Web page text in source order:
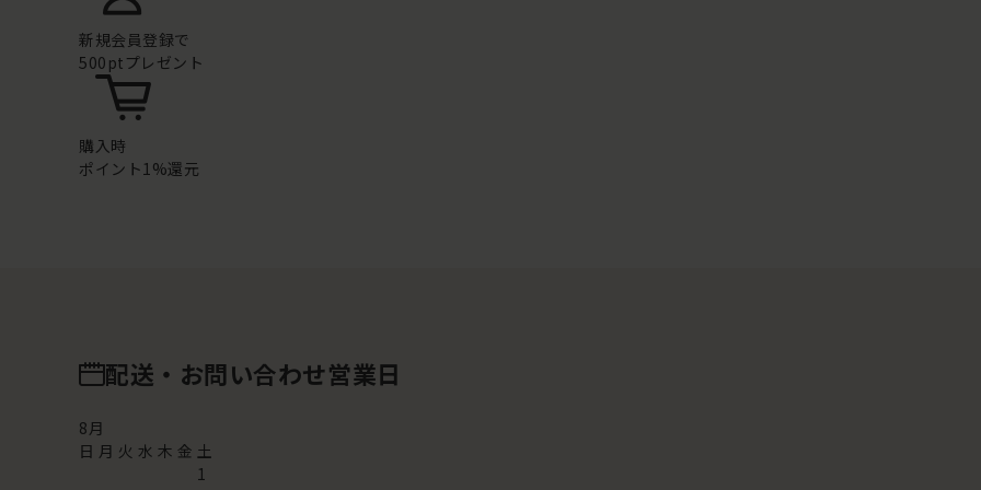
新規会員登録で
500ptプレゼント
購入時
ポイント1%還元
配送・お問い合わせ営業日
8月
日 月 火 水 木 金 土
1